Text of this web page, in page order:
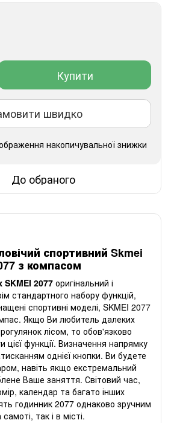
Купити
швидко
накопичувальної знижки
До обраного
спортивний Skmei
з компасом
SKMEI 2077 оригінальний і
стандартного набору функцій,
спортивні моделі, SKMEI 2077
Якщо Ви любитель далеких
лісом, то обов'язково
цієї функції. Визначення напрямку
однієї кнопки. Ви будете
навіть якщо екстремальний
Ваше заняття. Світовий час,
календар та багато інших
годинник 2077 однаково зручним
так і в місті.